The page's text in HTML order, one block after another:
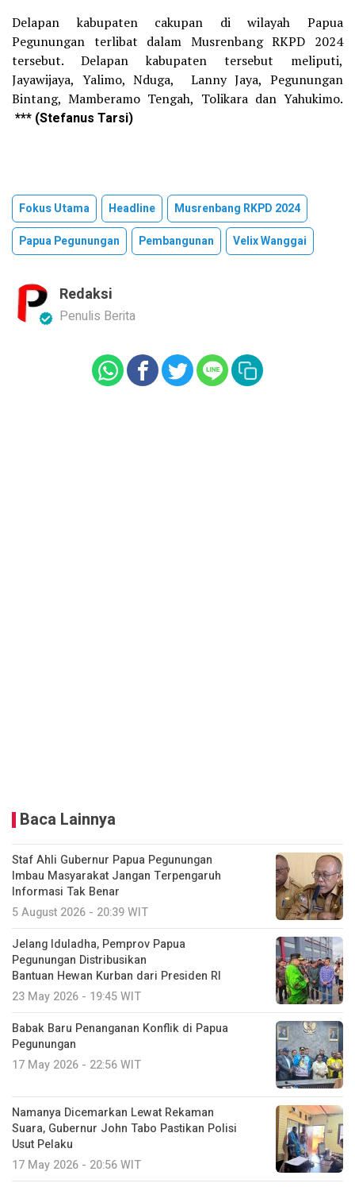
Delapan kabupaten cakupan di wilayah Papua
Pegunungan terlibat dalam Musrenbang RKPD 2024
tersebut. Delapan kabupaten tersebut meliputi,
Jayawijaya, Yalimo, Nduga, Lanny Jaya, Pegunungan
Bintang, Mamberamo Tengah, Tolikara dan Yahukimo.
*** (Stefanus Tarsi)
Fokus Utama Headline
Musrenbang RKPD 2024
Papua Pegunungan
Pembangunan Velix Wanggai
Redaksi
Penulis Berita
Baca Lainnya
Staf Ahli Gubernur Papua Pegunungan
Imbau Masyarakat Jangan Terpengaruh
Informasi Tak Benar
5 August 2026 - 20:39 WIT
Jelang Iduladha, Pemprov Papua
Pegunungan Distribusikan
Bantuan Hewan Kurban dari Presiden RI
23 May 2026 - 19:45 WIT
Babak Baru Penanganan Konflik di Papua
Pegunungan
17 May 2026 - 22:56 WIT
Namanya Dicemarkan Lewat Rekaman
Suara, Gubernur John Tabo Pastikan Polisi
Usut Pelaku
17 May 2026 - 20:56 WIT